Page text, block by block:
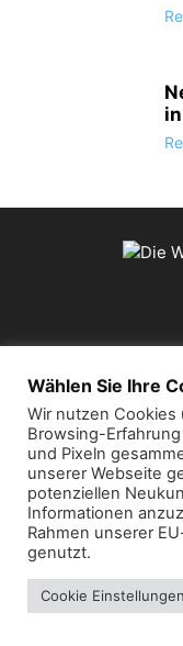
Kontaktieren
Wählen Sie Ihre
Wir nutzen Cookies
Browsing-
und Pixeln
unserer Webseite
potenziellen
Informationen
Rahmen unserer
genutzt.
Cookie Einstellungen